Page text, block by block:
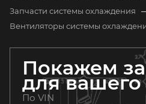
Запчасти системы охлаждения
Вентиляторы системы
Покажем
для вашего
По VIN